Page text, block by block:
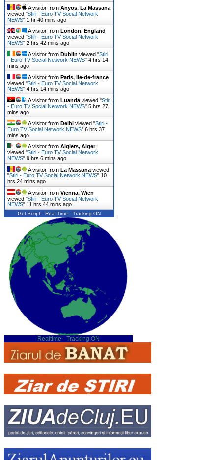
A visitor from Anyos, La Massana
viewed "Stiri - Euro TV Social Network
NEWS" 1 hr 40 mins ago
A visitor from London, England
viewed "Stiri - Euro TV Social Network
NEWS" 2 hrs 42 mins ago
A visitor from Dublin viewed "Stiri
- Euro TV Social Network NEWS" 4 hrs 14
mins ago
A visitor from Paris, Ile-de-france
viewed "Stiri - Euro TV Social Network
NEWS" 4 hrs 14 mins ago
A visitor from Luanda viewed "Stiri
- Euro TV Social Network NEWS" 5 hrs 27
mins ago
A visitor from Delhi viewed "Stiri -
Euro TV Social Network NEWS" 6 hrs 37
mins ago
A visitor from Algiers, Alger
viewed "Stiri - Euro TV Social Network
NEWS" 9 hrs 6 mins ago
A visitor from La Massana viewed
"Stiri - Euro TV Social Network NEWS" 10
hrs 24 mins ago
A visitor from Vienna, Wien
viewed "Stiri - Euro TV Social Network
NEWS" 11 hrs 44 mins ago
Get Script Real Time Tracking ON
Realtime - Tracking ON